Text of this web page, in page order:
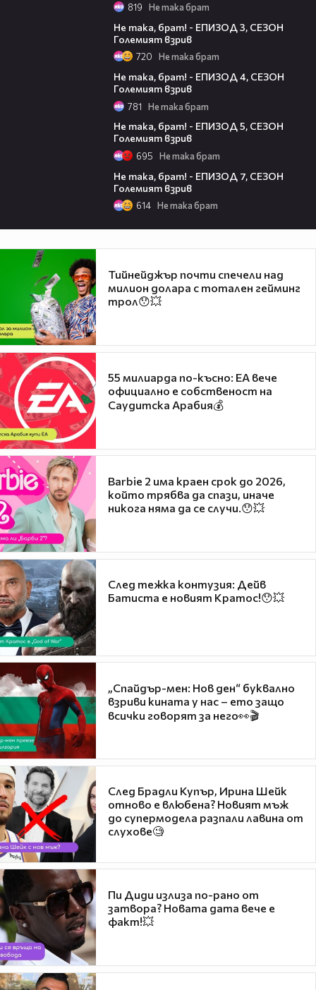
819 Не така брат
Не така, брат! - ЕПИЗОД 3, СЕЗОН
Големият взрив
720 Не така брат
Не така, брат! - ЕПИЗОД 4, СЕЗОН
Големият взрив
781 Не така брат
Не така, брат! - ЕПИЗОД 5, СЕЗОН
Големият взрив
695 Не така брат
Не така, брат! - ЕПИЗОД 7, СЕЗОН
Големият взрив
614 Не така брат
Тийнейджър почти спечели над
милион долара с тотален гейминг
трол😯💥
55 милиарда по-късно: EA вече
официално е собственост на
Саудитска Арабия💰
Barbie 2 има краен срок до 2026,
който трябва да спази, иначе
никога няма да се случи.😯💥
След тежка контузия: Дейв
Батиста е новият Кратос!😯💥
„Спайдър-мен: Нов ден“ буквално
взриви кината у нас – ето защо
всички говорят за него👀🎬
След Брадли Купър, Ирина Шейк
отново е влюбена? Новият мъж
до супермодела разпали лавина от
слухове🧐
Пи Диди излиза по-рано от
затвора? Новата дата вече е
факт!💥